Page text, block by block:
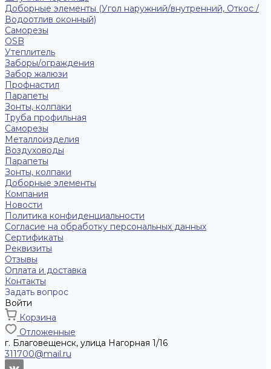
Доборные элементы (Угол наружний/внутренний, Откос /
Водоотлив оконный)
Саморезы
OSB
Утеплитель
Заборы/ограждения
Забор жалюзи
Профнастил
Парапеты
Зонты, колпаки
Труба профильная
Саморезы
Металлоизделия
Воздуховоды
Парапеты
Зонты, колпаки
Доборные элементы
Компания
Новости
Политика конфиденциальности
Согласие на обработку персональных данных
Сертификаты
Реквизиты
Отзывы
Оплата и доставка
Контакты
Задать вопрос
Войти
Корзина
Отложенные
г. Благовещенск, улица Нагорная 1/16
311700@mail.ru